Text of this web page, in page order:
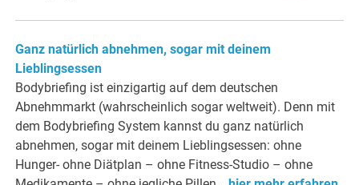
Ganz natürlich abnehmen, sogar mit deinem
Lieblingsessen
Bodybriefing ist einzigartig auf dem deutschen
Abnehmmarkt (wahrscheinlich sogar weltweit). Denn mit
dem Bodybriefing System kannst du ganz natürlich
abnehmen, sogar mit deinem Lieblingsessen: ohne
Hunger- ohne Diätplan – ohne Fitness-Studio – ohne